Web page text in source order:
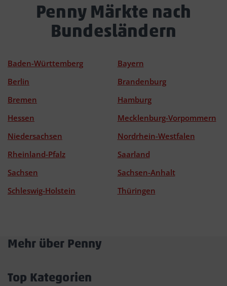
Penny Märkte nach
Bundesländern
Baden-Württemberg
Bayern
Berlin
Brandenburg
Bremen
Hamburg
Hessen
Mecklenburg-Vorpommern
Niedersachsen
Nordrhein-Westfalen
Rheinland-Pfalz
Saarland
Sachsen
Sachsen-Anhalt
Schleswig-Holstein
Thüringen
Mehr über Penny
Top Kategorien